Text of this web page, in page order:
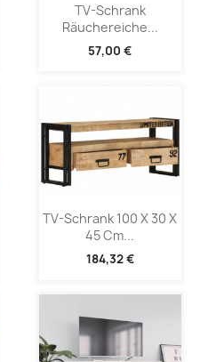
TV-Schrank
Räuchereiche...
57,00 €
TV-Schrank 100 X 30 X
45 Cm...
184,32 €